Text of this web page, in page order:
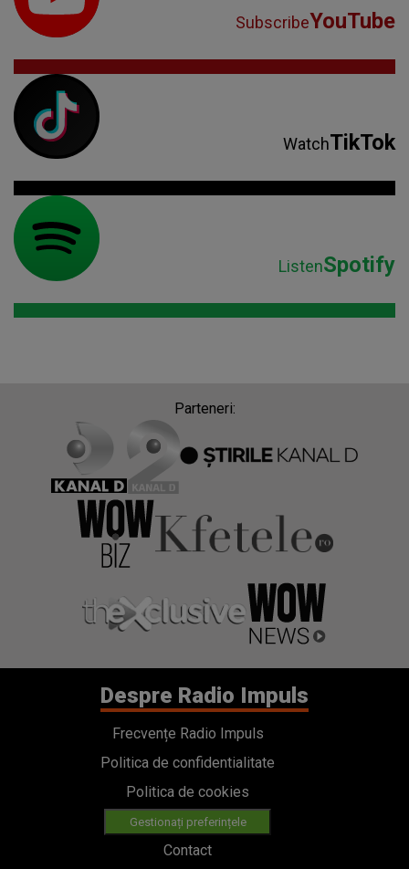
SubscribeYouTube
WatchTikTok
ListenSpotify
Parteneri:
Despre Radio Impuls
Frecvențe Radio Impuls
Politica de confidentialitate
Politica de cookies
Gestionați preferințele
Contact